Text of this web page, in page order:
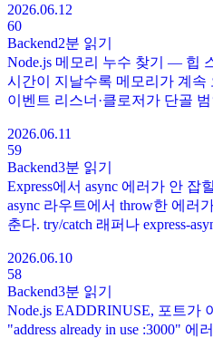
2026.06.12
60
Backend2분 읽기
Node.js 메모리 누수 찾기 — 힙
시간이 지날수록 메모리가 계속
이벤트 리스너·클로저가 단골
2026.06.11
59
Backend3분 읽기
Express에서 async 에러가 안 잡
async 라우트에서 throw한 에러
춘다. try/catch 래퍼나 express-
2026.06.10
58
Backend3분 읽기
Node.js EADDRINUSE, 포트가
"address already in use :3000"